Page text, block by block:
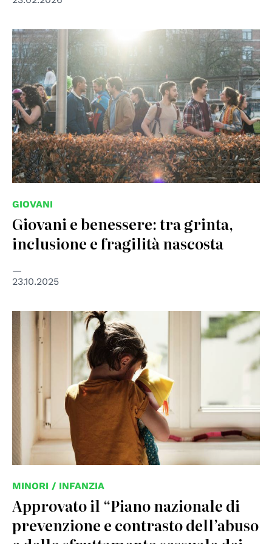
© Foto di Mihai Surdu su Unsplash
GIOVANI
Giovani e benessere: tra grinta,
inclusione e fragilità nascosta
23.10.2025
MINORI / INFANZIA
Approvato il “Piano nazionale di
prevenzione e contrasto dell’abuso